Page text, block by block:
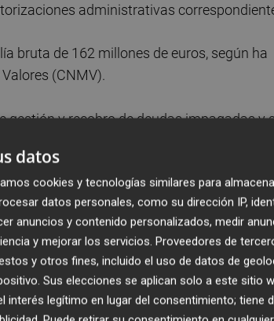
administrativas
bruta de 162 millones de euros, según ha
(CNMV).
gestión y recobro de deudas impagadas y
de diez años.
RECOBRO DEUDAS IMPAGADAS
datos
cookies y tecnologías similares para
datos personales, como su dirección IP,
anuncios y contenido personalizados, medir
y mejorar los servicios. Proveedores de
y otros fines, incluido el uso de datos de
Sus elecciones se aplican solo a este sitio
interés legítimo en lugar del consentimiento; tiene